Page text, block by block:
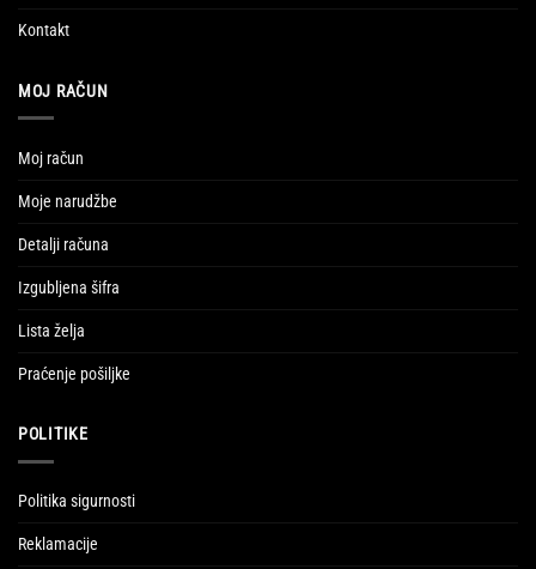
Kontakt
MOJ RAČUN
Moj račun
Moje narudžbe
Detalji računa
Izgubljena šifra
Lista želja
Praćenje pošiljke
POLITIKE
Politika sigurnosti
Reklamacije